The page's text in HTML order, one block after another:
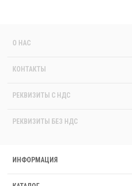
О НАС
КОНТАКТЫ
РЕКВИЗИТЫ C НДС
РЕКВИЗИТЫ БЕЗ НДС
ИНФОРМАЦИЯ